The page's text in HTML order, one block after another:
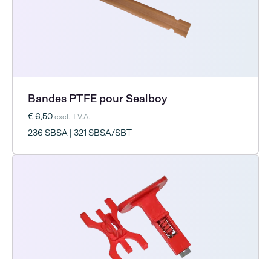
Bandes PTFE pour Sealboy
€ 6,50excl. T.V.A.
236 SBSA | 321 SBSA/SBT